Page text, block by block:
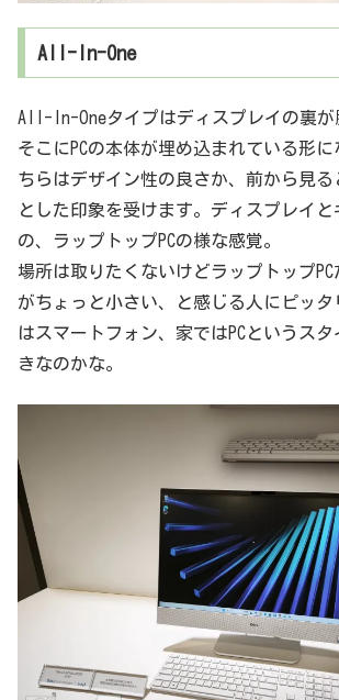
All-In-One
All-In-Oneタイプはディスプレイの裏が
そこにPCの本体が埋め込まれている形
ちらはデザイン性の良さか、前から見る
とした印象を受けます。ディスプレイ
の、ラップトップPCの様な感覚。
場所は取りたくないけどラップトップ
がちょっと小さい、と感じる人にピッタ
はスマートフォン、家ではPCというス
きなのかな。